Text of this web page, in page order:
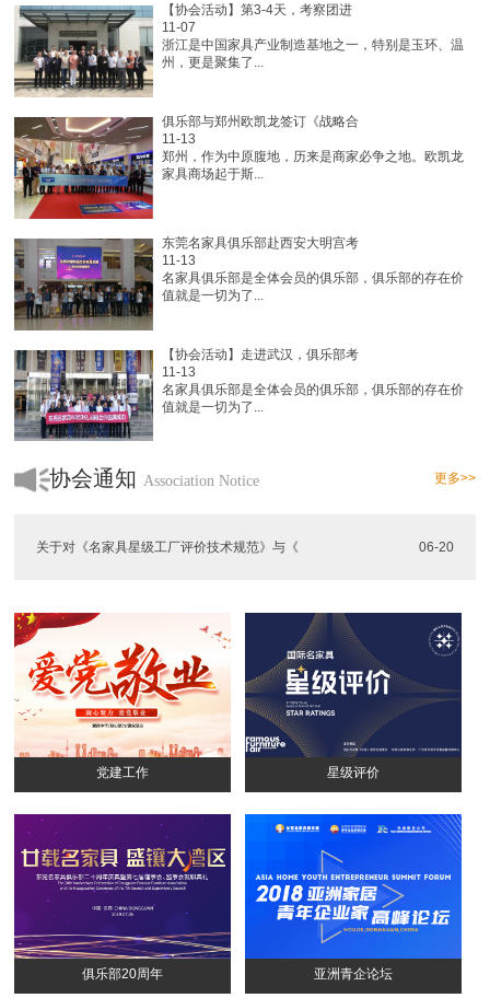
【协会活动】第3-4天，考察团进
11-07
浙江是中国家具产业制造基地之一，特别是玉环、温
州，更是聚集了...
俱乐部与郑州欧凯龙签订《战略合
11-13
郑州，作为中原腹地，历来是商家必争之地。欧凯龙
家具商场起于斯...
东莞名家具俱乐部赴西安大明宫考
11-13
名家具俱乐部是全体会员的俱乐部，俱乐部的存在价
值就是一切为了...
【协会活动】走进武汉，俱乐部考
11-13
名家具俱乐部是全体会员的俱乐部，俱乐部的存在价
值就是一切为了...
协会通知 Association Notice 更多>>
关于对《名家具星级工厂评价技术规范》与《 06-20
党建工作 星级评价
俱乐部20周年 亚洲青企论坛